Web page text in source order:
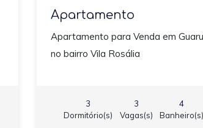
Apartamento
Apartamento para Venda em
no bairro Vila Rosália
3
Dormitório(s)
3
Vagas(s)
4
Banheiro(s)